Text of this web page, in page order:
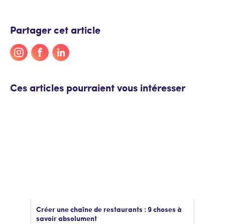
Partager cet article
Ces articles pourraient vous intéresser
Créer une chaîne de restaurants : 9 choses à
savoir absolument